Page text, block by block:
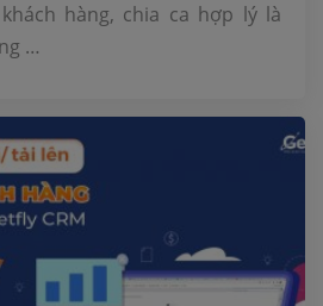
hàng, chia ca hợp lý là
…